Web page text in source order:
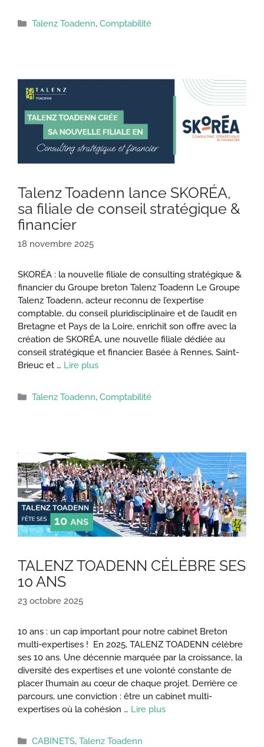
Catégories
Talenz Toadenn, Comptabilité
Talenz Toadenn lance SKORÉA,
sa filiale de conseil stratégique &
financier
18 novembre 2025
SKORÉA : la nouvelle filiale de consulting stratégique &
financier du Groupe breton Talenz Toadenn Le Groupe
Talenz Toadenn, acteur reconnu de l’expertise
comptable, du conseil pluridisciplinaire et de l’audit en
Bretagne et Pays de la Loire, enrichit son offre avec la
création de SKORÉA, une nouvelle filiale dédiée au
conseil stratégique et financier. Basée à Rennes, Saint-
Brieuc et … Lire plus
Catégories
Talenz Toadenn, Comptabilité
TALENZ TOADENN CÉLÈBRE SES
10 ANS
23 octobre 2025
10 ans : un cap important pour notre cabinet Breton
multi-expertises ! En 2025, TALENZ TOADENN célèbre
ses 10 ans. Une décennie marquée par la croissance, la
diversité des expertises et une volonté constante de
placer l’humain au cœur de chaque projet. Derrière ce
parcours, une conviction : être un cabinet multi-
expertises où la cohésion … Lire plus
Catégories
CABINETS, Talenz Toadenn